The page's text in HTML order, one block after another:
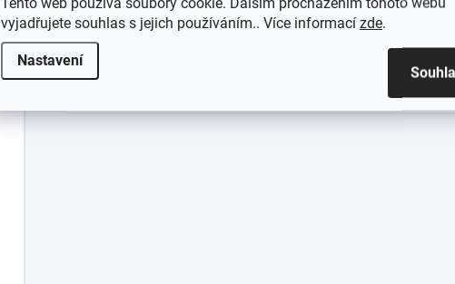
vyjadřujete souhlas s jejich používáním.. Více informací zde.
Nastavení
Certifikace: CE, RoHS